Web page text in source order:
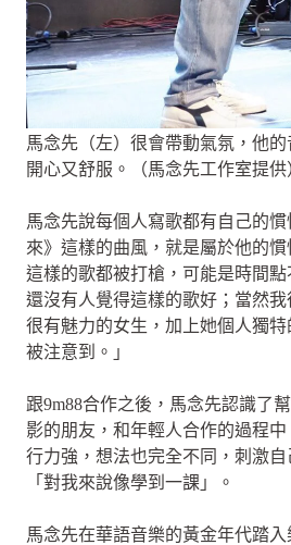
馬念先（左）很會帶動氣氛，他
開心又舒服。（馬念先工作室提供
馬念先說每個人寫歌都有自己的
來》這樣的曲風，就是屬於他的
這樣的歌都被打槍，可能是時間
還沒有人覺得這樣的歌好；當然我
很有魅力的女生，加上她個人獨
被注意到。」
跟9m88合作之後，馬念先認識了
影的朋友，和年輕人合作的過程
行力強，想法也完全不同，刺激自
「對我來說像學到一課」。
馬念先在華語音樂的黃金年代踏